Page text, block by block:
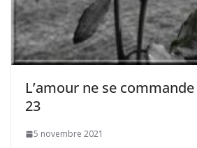
L’amour ne se
23
5 novembre 2021